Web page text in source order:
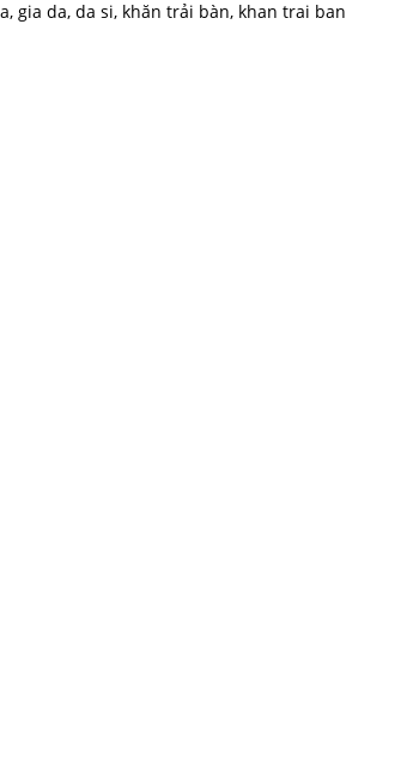
gia da, da si, khăn trải bàn, khan trai ban